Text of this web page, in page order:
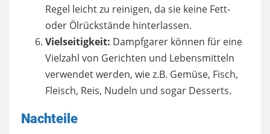
Regel leicht zu reinigen, da sie keine Fett-
oder Ölrückstände hinterlassen.
Vielseitigkeit: Dampfgarer können für eine
Vielzahl von Gerichten und Lebensmitteln
verwendet werden, wie z.B. Gemüse, Fisch,
Fleisch, Reis, Nudeln und sogar Desserts.
Nachteile